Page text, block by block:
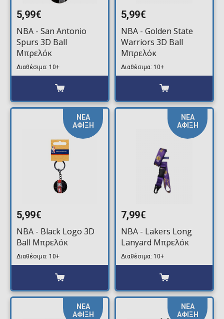
5,99€
NBA - San Antonio
Spurs 3D Ball
Μπρελόκ
Διαθέσιμα: 10+
5,99€
NBA - Golden State
Warriors 3D Ball
Μπρελόκ
Διαθέσιμα: 10+
ΝΕΑ
ΑΦΙΞΗ
5,99€
NBA - Black Logo 3D
Ball Μπρελόκ
Διαθέσιμα: 10+
ΝΕΑ
ΑΦΙΞΗ
7,99€
NBA - Lakers Long
Lanyard Μπρελόκ
Διαθέσιμα: 10+
ΝΕΑ
ΑΦΙΞΗ
ΝΕΑ
ΑΦΙΞΗ